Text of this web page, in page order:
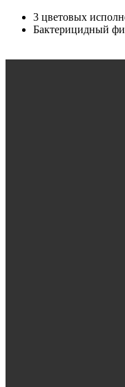
3 цветовых
Бактерицидный